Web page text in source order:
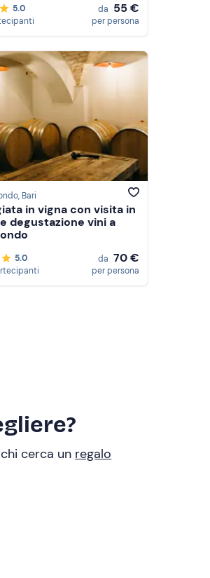
5.0
da 55 €
per persona
, Bari
in vigna con visita in
degustazione vini a
5.0
da 70 €
per persona
cerca un regalo